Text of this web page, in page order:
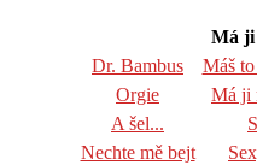
Má ji
Dr. Bambus
Máš
Orgie
Má ji
A šel...
Nechte mě bejt